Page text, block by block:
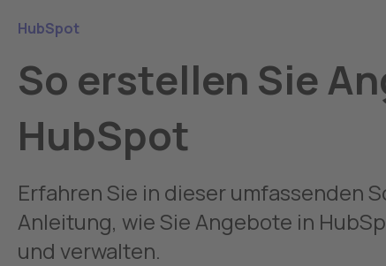
HubSpot
So erstellen Sie
HubSpot
Erfahren Sie in dieser umfassenden
Anleitung, wie Sie Angebote in
und verwalten.